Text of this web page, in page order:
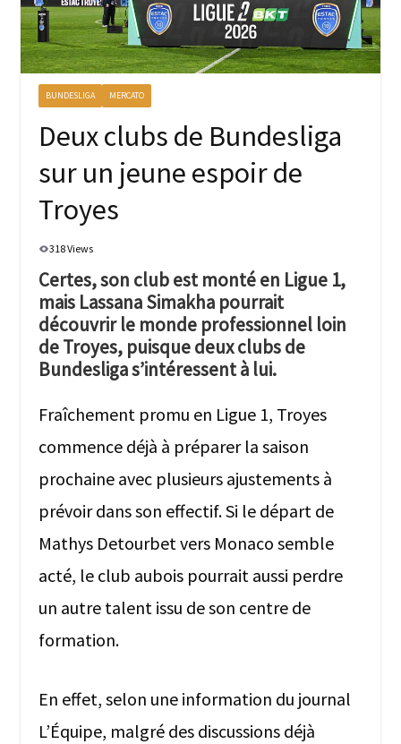
BUNDESLIGA MERCATO
Deux clubs de Bundesliga
sur un jeune espoir de
Troyes
318 Views
Certes, son club est monté en Ligue 1,
mais Lassana Simakha pourrait
découvrir le monde professionnel loin
de Troyes, puisque deux clubs de
Bundesliga s’intéressent à lui.
Fraîchement promu en Ligue 1, Troyes
commence déjà à préparer la saison
prochaine avec plusieurs ajustements à
prévoir dans son effectif. Si le départ de
Mathys Detourbet vers Monaco semble
acté, le club aubois pourrait aussi perdre
un autre talent issu de son centre de
formation.
En effet, selon une information du journal
L’Équipe, malgré des discussions déjà